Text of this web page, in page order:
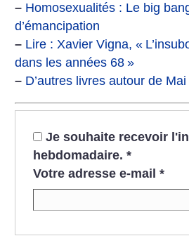
– Homosexualités : Le big
d’émancipation
– Lire : Xavier Vigna, «
dans les années 68 »
– D’autres livres autour de
Je souhaite recevoir
hebdomadaire. *
Votre adresse e-mail *